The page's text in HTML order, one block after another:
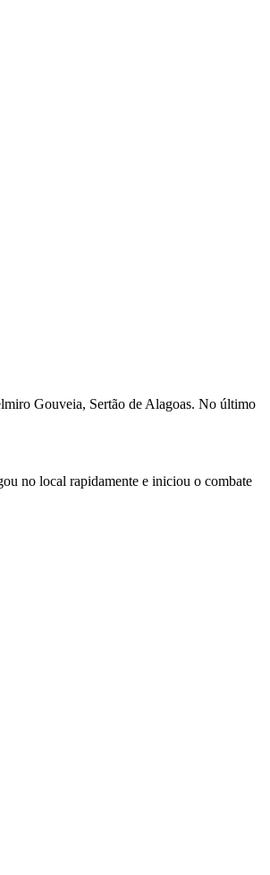
Gouveia, Sertão de Alagoas. No último
no local rapidamente e iniciou o combate